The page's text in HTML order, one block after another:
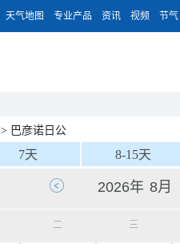
天气地图 专业产品 资讯 视频 节气
> 巴彦诺日公
7天 8-15天
二 三